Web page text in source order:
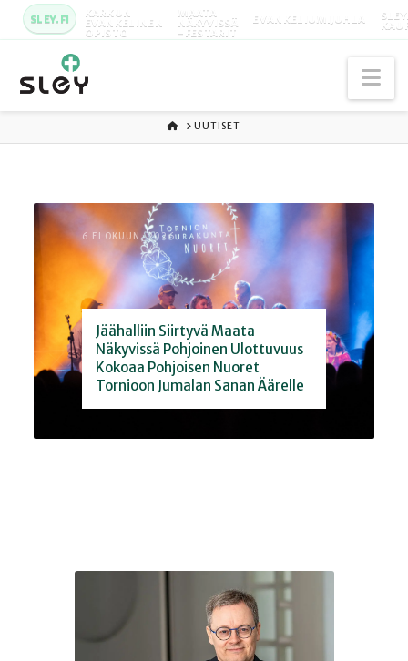
SLEY.FI KARKUN
EVANKELINEN
OPISTO
MAATA
NÄKYVISSÄ
-FESTARIT
EVANKELIUMIJUHLA
ETUSIVU
UUTISET
6 ELOKUUN, 2026
Jäähalliin Siirtyvä Maata
Näkyvissä Pohjoinen Ulottuvuus
Kokoaa Pohjoisen Nuoret
Tornioon Jumalan Sanan Äärelle